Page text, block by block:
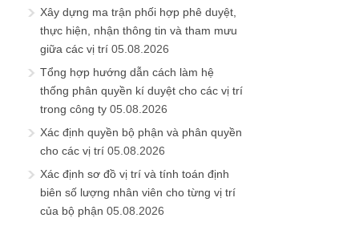
Xây dựng ma trận phối hợp phê duyệt,
thực hiện, nhận thông tin và tham mưu
giữa các vị trí 05.08.2026
Tổng hợp hướng dẫn cách làm hệ
thống phân quyền kí duyệt cho các vị trí
trong công ty 05.08.2026
Xác định quyền bộ phận và phân quyền
cho các vị trí 05.08.2026
Xác định sơ đồ vị trí và tính toán định
biên số lượng nhân viên cho từng vị trí
của bộ phận 05.08.2026